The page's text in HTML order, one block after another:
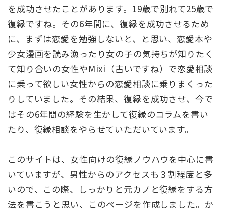
を成功させたことがあります。19歳で別れて25歳で
復縁ですね。その6年間に、復縁を成功させるため
に、まずは恋愛を勉強しないと、と思い、恋愛本や
少女漫画を読み漁ったり女の子の気持ちが知りたく
て知り合いの女性やMixi（古いですね）で恋愛相談
に乗って欲しい女性からの恋愛相談に乗りまくった
りしていました。その結果、復縁を成功させ、今で
はその6年間の経験を生かして復縁のコラムを書い
たり、復縁相談をやらせていただいています。
このサイトは、女性向けの復縁ノウハウを中心に書
いていますが、男性からのアクセスも３割程度と多
いので、この際、しっかりと元カノと復縁をする方
法を書こうと思い、このページを作成しました。か